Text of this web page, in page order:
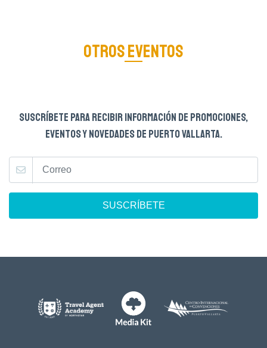
OTROS EVENTOS
SUSCRÍBETE PARA RECIBIR INFORMACIÓN DE PROMOCIONES,
EVENTOS Y NOVEDADES DE PUERTO VALLARTA.
SUSCRÍBETE